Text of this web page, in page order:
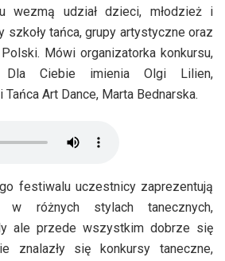
wezmą udział dzieci, młodzież i
szkoły tańca, grupy artystyczne oraz
Mówi organizatorka konkursu,
Dla Ciebie imienia Olgi Lilien,
Art Dance, Marta Bednarska.
festiwalu uczestnicy zaprezentują
w różnych stylach tanecznych,
ale przede wszystkim dobrze się
znalazły się konkursy taneczne,